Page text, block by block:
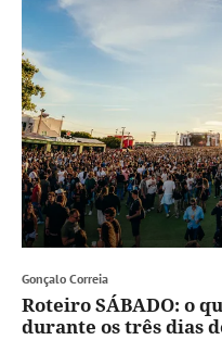
Gonçalo Correia
Roteiro SÁBADO: o
durante os três dias